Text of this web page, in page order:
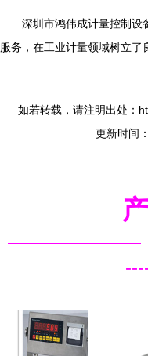
深圳市鸿伟成计量控制设
服务，在工业计量领域树立了
如若转载，请注明出处：
更新时间